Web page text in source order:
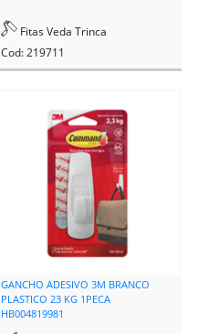
Fitas Veda Trinca
Cod: 219711
GANCHO ADESIVO 3M BRANCO
PLASTICO 23 KG 1PECA
HB004819981